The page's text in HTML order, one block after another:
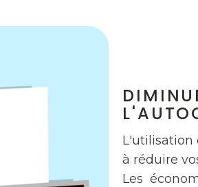
L'utilisation
à réduire
Les